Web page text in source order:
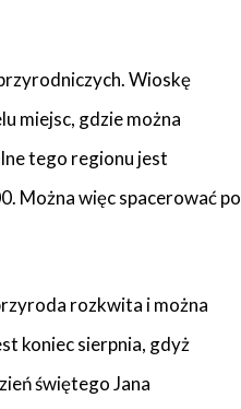
Wioskę
miejsc, gdzie można
tego regionu jest
Można więc spacerować po
rozkwita i można
koniec sierpnia, gdyż
świętego Jana